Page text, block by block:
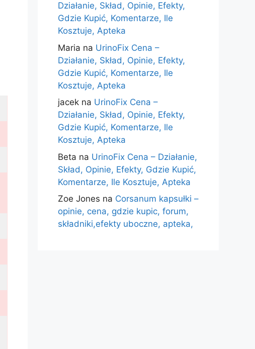
Działanie, Skład, Opinie, Efekty,
Gdzie Kupić, Komentarze, Ile
Kosztuje, Apteka
Maria na UrinoFix Cena –
Działanie, Skład, Opinie, Efekty,
Gdzie Kupić, Komentarze, Ile
Kosztuje, Apteka
jacek na UrinoFix Cena –
Działanie, Skład, Opinie, Efekty,
Gdzie Kupić, Komentarze, Ile
Kosztuje, Apteka
Beta na UrinoFix Cena – Działanie,
Skład, Opinie, Efekty, Gdzie Kupić,
Komentarze, Ile Kosztuje, Apteka
Zoe Jones na Corsanum kapsułki –
opinie, cena, gdzie kupic, forum,
składniki,efekty uboczne, apteka,